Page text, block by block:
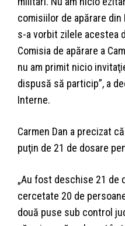
comisiilor de apărare din
s-a vorbit zilele acestea
Comisia de apărare a
nu am primit nicio
dispusă să particip”, a
Interne.
Carmen Dan a precizat
puţin de 21 de dosare
„Au fost deschise 21 de
cercetate 20 de
două puse sub control